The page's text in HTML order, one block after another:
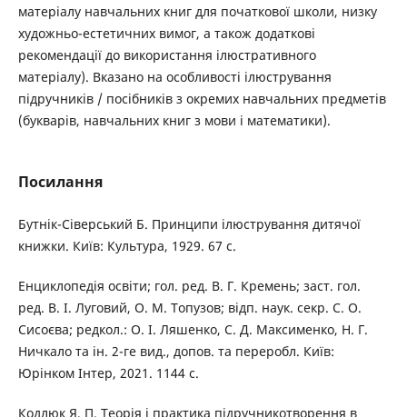
матеріалу навчальних книг для початкової школи, низку
художньо-естетичних вимог, а також додаткові
рекомендації до використання ілюстративного
матеріалу). Вказано на особливості ілюстрування
підручників / посібників з окремих навчальних предметів
(букварів, навчальних книг з мови і математики).
Посилання
Бутнік-Сіверський Б. Принципи ілюстрування дитячої
книжки. Київ: Культура, 1929. 67 с.
Енциклопедія освіти; гол. ред. В. Г. Кремень; заст. гол.
ред. В. І. Луговий, О. М. Топузов; відп. наук. секр. С. О.
Сисоєва; редкол.: О. І. Ляшенко, С. Д. Максименко, Н. Г.
Ничкало та ін. 2-ге вид., допов. та переробл. Київ:
Юрінком Інтер, 2021. 1144 с.
Кодлюк Я. П. Теорія і практика підручникотворення в